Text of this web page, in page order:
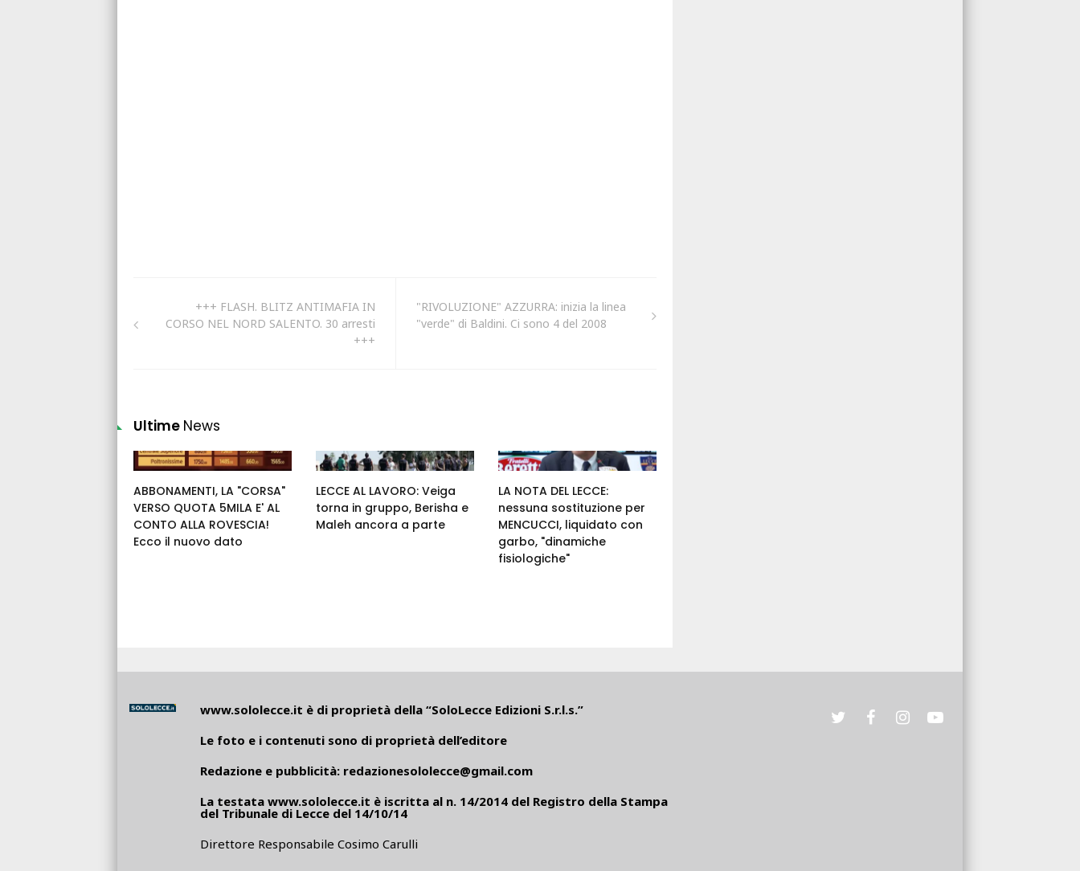
+++ FLASH. BLITZ ANTIMAFIA IN
CORSO NEL NORD SALENTO. 30 arresti
+++
"RIVOLUZIONE" AZZURRA: inizia la linea
"verde" di Baldini. Ci sono 4 del 2008
Ultime News
ABBONAMENTI, LA "CORSA"
VERSO QUOTA 5MILA E' AL
CONTO ALLA ROVESCIA!
Ecco il nuovo dato
LECCE AL LAVORO: Veiga
torna in gruppo, Berisha e
Maleh ancora a parte
LA NOTA DEL LECCE:
nessuna sostituzione per
MENCUCCI, liquidato con
garbo, "dinamiche
fisiologiche"
www.sololecce.it è di proprietà della “SoloLecce Edizioni S.r.l.s.”
Le foto e i contenuti sono di proprietà dell’editore
Redazione e pubblicità: redazionesololecce@gmail.com
La testata www.sololecce.it è iscritta al n. 14/2014 del Registro della Stampa
del Tribunale di Lecce del 14/10/14
Direttore Responsabile Cosimo Carulli